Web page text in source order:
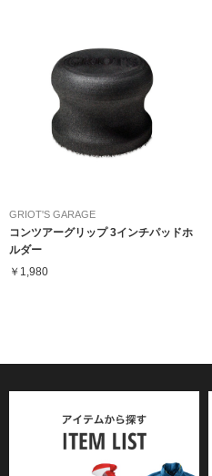
GRIOT'S GARAGE
コンツアーグリップ 3インチパッドホ
ルダー
￥1,980